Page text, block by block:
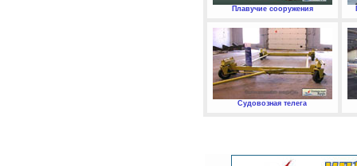
Плавучие сооружения
Судовозная телега